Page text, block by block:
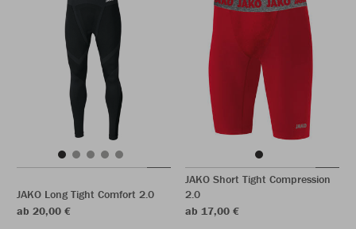
JAKO Long Tight Comfort 2.0
ab 20,00 €
JAKO Short Tight Compression
2.0
ab 17,00 €